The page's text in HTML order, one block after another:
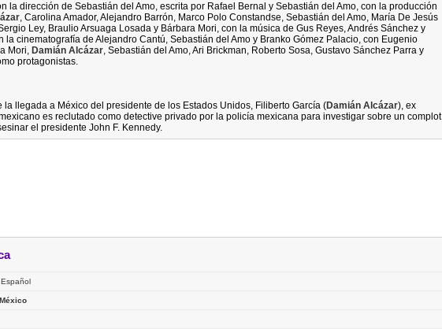
la dirección de Sebastián del Amo, escrita por Rafael Bernal y Sebastián del Amo, con la producción
, Carolina Amador, Alejandro Barrón, Marco Polo Constandse, Sebastián del Amo, María De Jesús
Ley, Braulio Arsuaga Losada y Bárbara Mori, con la música de Gus Reyes, Andrés Sánchez y
la cinematografía de Alejandro Cantú, Sebastián del Amo y Branko Gómez Palacio, con Eugenio
Mori, Damián Alcázar, Sebastián del Amo, Ari Brickman, Roberto Sosa, Gustavo Sánchez Parra y
protagonistas.
la llegada a México del presidente de los Estados Unidos, Filiberto García (Damián Alcázar), ex
es reclutado como detective privado por la policía mexicana para investigar sobre un complot
el presidente John F. Kennedy.
Español
México